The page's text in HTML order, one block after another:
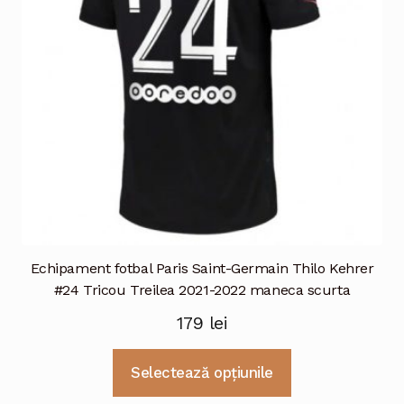
alese
Echipament fotbal Paris Saint-Germain Thilo Kehrer
#24 Tricou Treilea 2021-2022 maneca scurta
179 lei
Selectează opțiunile